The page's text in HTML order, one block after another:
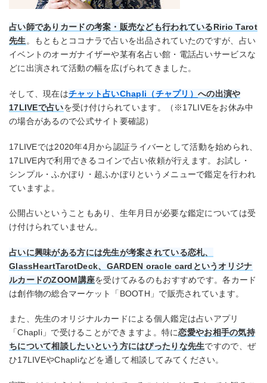
占い師でありカードの考案・販売なども行われているRirio Tarot
先生。もともとココナラで占いを出品されていたのですが、占い
イベントのオーガナイザーや某有名占い館・電話占いサービスな
どに出演されて活動の幅を広げられてきました。
そして、現在はチャット占いChapli（チャプリ）への出演や
17LIVEで占いを受け付けられています。（※17LIVEをお休み中
の場合があるので公式サイト要確認）
17LIVEでは2020年4月から認証ライバーとして活動を始められ、
17LIVE内で利用できるコインで占い依頼が行えます。お試し・
シンプル・ふかぼり・超ふかぼりというメニューで鑑定を行われ
ていますよ。
公開占いということもあり、生年月日が必要な鑑定については受
け付けられていません。
占いに興味がある方には先生が考案されている恋札、
GlassHeartTarotDeck、GARDEN oracle cardというオリジナ
ルカードのZOOM講座を受けてみるのもおすすめです。各カード
は創作物の総合マーケット「BOOTH」で販売されています。
また、先生のオリジナルカードによる個人鑑定は占いアプリ
「Chapli」で受けることができますよ。特に恋愛やお相手の気持
ちについて相談したいという方にはぴったりな先生ですので、ぜ
ひ17LIVEやChapliなどを通して相談してみてください。